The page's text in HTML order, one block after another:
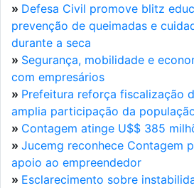
» Defesa Civil promove blitz
prevenção de queimadas e
durante a seca
» Segurança, mobilidade e
com empresários
» Prefeitura reforça fiscalização
amplia participação da
» Contagem atinge U$$ 385
» Jucemg reconhece Contagem
apoio ao empreendedor
» Esclarecimento sobre